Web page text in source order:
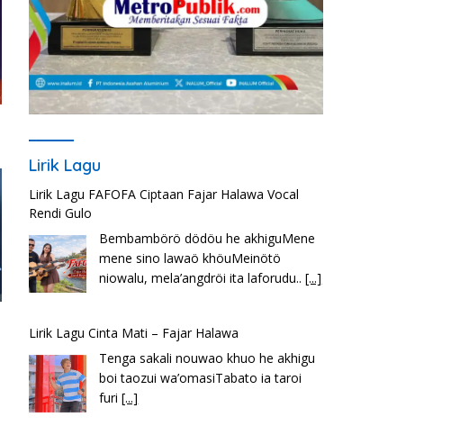
Lirik Lagu
Lirik Lagu FAFOFA Ciptaan Fajar Halawa Vocal
Rendi Gulo
Bembambörö dödöu he akhiguMene
mene sino lawaö khöuMeinötö
niowalu, mela’angdröi ita laforudu..[...]
Lirik Lagu Cinta Mati – Fajar Halawa
Tenga sakali nouwao khuo he akhigu
boi taozui wa’omasiTabato ia taroi
furi[...]